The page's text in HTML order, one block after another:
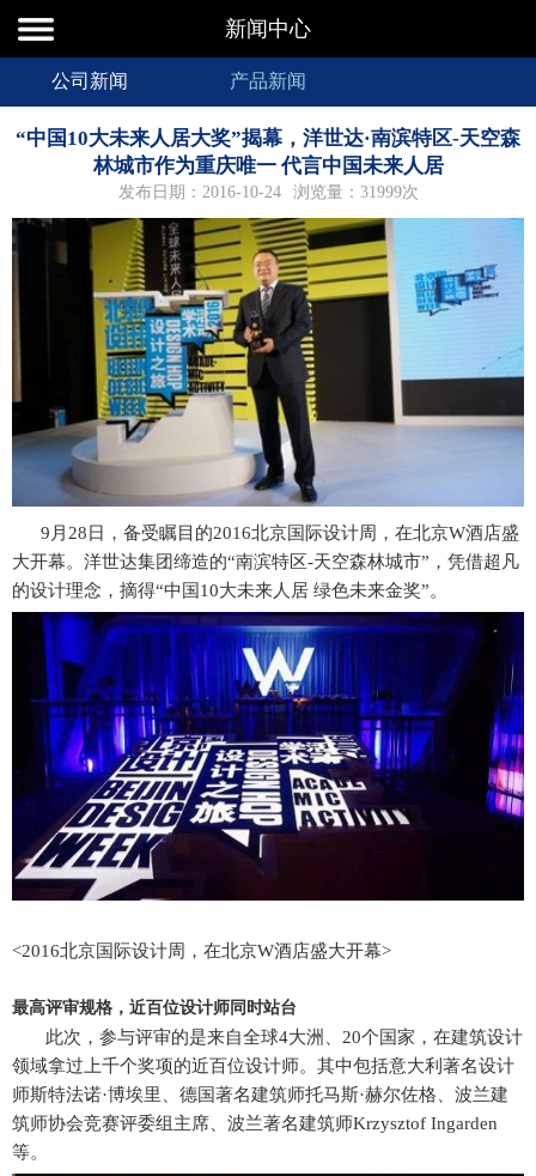
新闻中心
公司新闻 产品新闻
“中国10大未来人居大奖”揭幕，洋世达·南滨特区-天空森
林城市作为重庆唯一 代言中国未来人居
发布日期：2016-10-24 浏览量：31999次
9月28日，备受瞩目的2016北京国际设计周，在北京W酒店盛
大开幕。洋世达集团缔造的“南滨特区-天空森林城市”，凭借超凡
的设计理念，摘得“中国10大未来人居 绿色未来金奖”。
<2016北京国际设计周，在北京W酒店盛大开幕>
最高评审规格，近百位设计师同时站台
此次，参与评审的是来自全球4大洲、20个国家，在建筑设计
领域拿过上千个奖项的近百位设计师。其中包括意大利著名设计
师斯特法诺·博埃里、德国著名建筑师托马斯·赫尔佐格、波兰建
筑师协会竞赛评委组主席、波兰著名建筑师Krzysztof Ingarden
等。